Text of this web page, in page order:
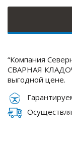
“Компания
СВАРНАЯ
выгодной цене.